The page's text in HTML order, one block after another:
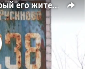
Как живет город, который его жители никогда не видели. Неизвестная Россия
available